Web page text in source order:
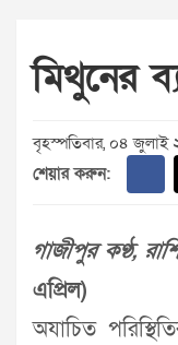
মিথুনের
বৃহস্পতিবার, ০৪ জুলাই
শেয়ার করুন:
গাজীপুর কণ্ঠ,
এপ্রিল)
অযাচিত